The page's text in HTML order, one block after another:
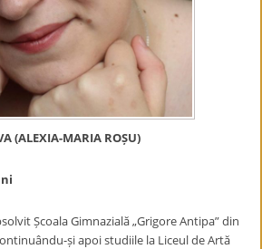
(ALEXIA-MARIA ROȘU)
Școala Gimnazială „Grigore Antipa” din
și apoi studiile la Liceul de Artă